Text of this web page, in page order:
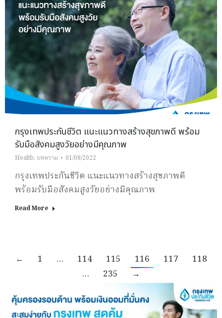
กรุงเทพประกันชีวิต แนะแนวทางสร้างสุขภาพดี พร้อม
รับมือสังคมสูงวัยอย่างมีคุณภาพ
Health, บทความ 01/08/2022
กรุงเทพประกันชีวิต แนะแนวทางสร้างสุขภาพดี
พร้อมรับมือสังคมสูงวัยอย่างมีคุณภาพ
Read More
← 1 … 114 115 116 117
118
…
235 →